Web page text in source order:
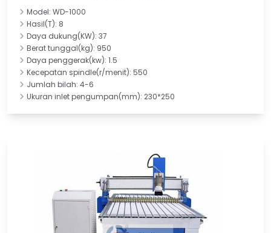
Model: WD-1000
Hasil(T): 8
Daya dukung(KW): 37
Berat tunggal(kg): 950
Daya penggerak(kw): 1.5
Kecepatan spindle(r/menit): 550
Jumlah bilah: 4-6
Ukuran inlet pengumpan(mm): 230*250